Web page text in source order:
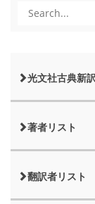
光文社古典新
著者リスト
翻訳者リスト